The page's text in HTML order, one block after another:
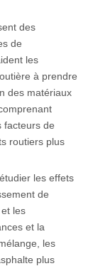
des
de
les
à prendre
des matériaux
facteurs de
routiers plus
les effets
de
les
et la
les
plus